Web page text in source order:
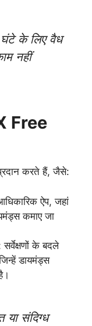
के लिए वैध
नहीं
Free
करते हैं, जैसे:
ऐप, जहां
कमाए जा
सर्वेक्षणों के बदले
डायमंड्स
या संदिग्ध